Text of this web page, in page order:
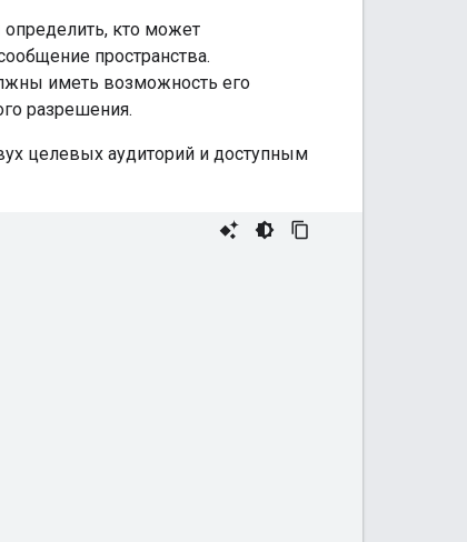
определить, кто может
пространства.
иметь возможность его
разрешения.
целевых аудиторий и доступным